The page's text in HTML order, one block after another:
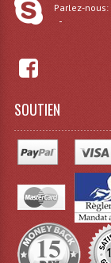
Parlez-nous:
-
SOUTIEN